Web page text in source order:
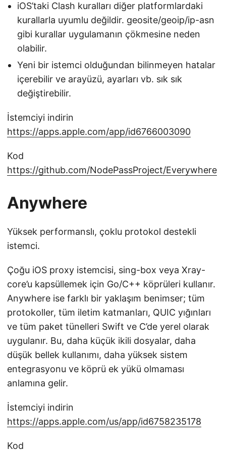
iOS’taki Clash kuralları diğer platformlardaki
kurallarla uyumlu değildir. geosite/geoip/ip-asn
gibi kurallar uygulamanın çökmesine neden
olabilir.
Yeni bir istemci olduğundan bilinmeyen hatalar
içerebilir ve arayüzü, ayarları vb. sık sık
değiştirebilir.
İstemciyi indirin
https://apps.apple.com/app/id6766003090
Kod
https://github.com/NodePassProject/Everywhere
Anywhere
Yüksek performanslı, çoklu protokol destekli
istemci.
Çoğu iOS proxy istemcisi, sing-box veya Xray-
core’u kapsüllemek için Go/C++ köprüleri kullanır.
Anywhere ise farklı bir yaklaşım benimser; tüm
protokoller, tüm iletim katmanları, QUIC yığınları
ve tüm paket tünelleri Swift ve C’de yerel olarak
uygulanır. Bu, daha küçük ikili dosyalar, daha
düşük bellek kullanımı, daha yüksek sistem
entegrasyonu ve köprü ek yükü olmaması
anlamına gelir.
İstemciyi indirin
https://apps.apple.com/us/app/id6758235178
Kod